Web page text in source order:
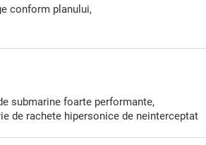
conform planului,
submarine foarte performante,
de rachete hipersonice de neinterceptat